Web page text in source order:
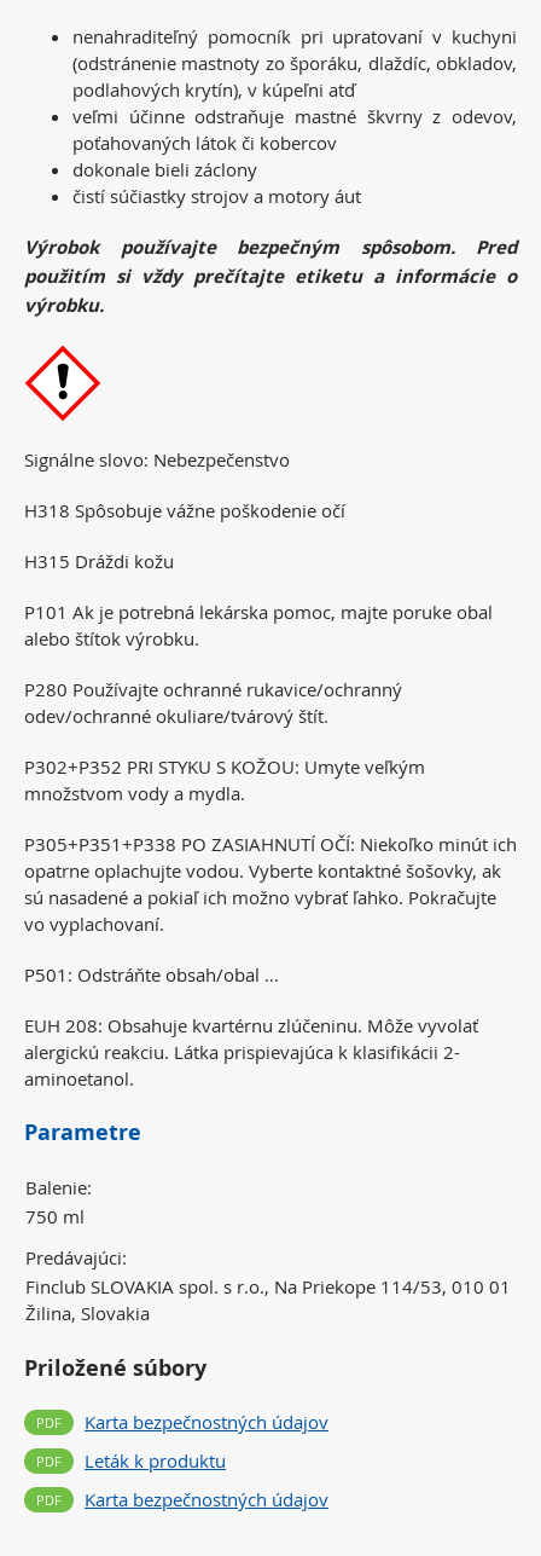
nenahraditeľný pomocník pri upratovaní v kuchyni
(odstránenie mastnoty zo šporáku, dlaždíc, obkladov,
podlahových krytín), v kúpeľni atď
veľmi účinne odstraňuje mastné škvrny z odevov,
poťahovaných látok či kobercov
dokonale bieli záclony
čistí súčiastky strojov a motory áut
Výrobok používajte bezpečným spôsobom. Pred
použitím si vždy prečítajte etiketu a informácie o
výrobku.
Signálne slovo: Nebezpečenstvo
H318 Spôsobuje vážne poškodenie očí
H315 Dráždi kožu
P101 Ak je potrebná lekárska pomoc, majte poruke obal
alebo štítok výrobku.
P280 Používajte ochranné rukavice/ochranný
odev/ochranné okuliare/tvárový štít.
P302+P352 PRI STYKU S KOŽOU: Umyte veľkým
množstvom vody a mydla.
P305+P351+P338 PO ZASIAHNUTÍ OČÍ: Niekoľko minút ich
opatrne oplachujte vodou. Vyberte kontaktné šošovky, ak
sú nasadené a pokiaľ ich možno vybrať ľahko. Pokračujte
vo vyplachovaní.
P501: Odstráňte obsah/obal …
EUH 208: Obsahuje kvartérnu zlúčeninu. Môže vyvolať
alergickú reakciu. Látka prispievajúca k klasifikácii 2-
aminoetanol.
Parametre
Balenie:
750 ml
Predávajúci:
Finclub SLOVAKIA spol. s r.o., Na Priekope 114/53, 010 01
Žilina, Slovakia
Priložené súbory
Karta bezpečnostných údajov
Leták k produktu
Karta bezpečnostných údajov